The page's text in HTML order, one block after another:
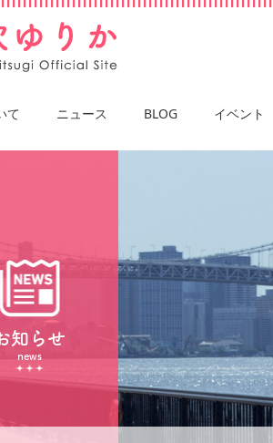
て ニュース BLOG イベント
知らせ
news